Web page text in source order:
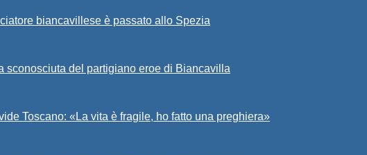
biancavillese è passato allo Spezia
sconosciuta del partigiano eroe di Biancavilla
Toscano: «La vita è fragile, ho fatto una preghiera»